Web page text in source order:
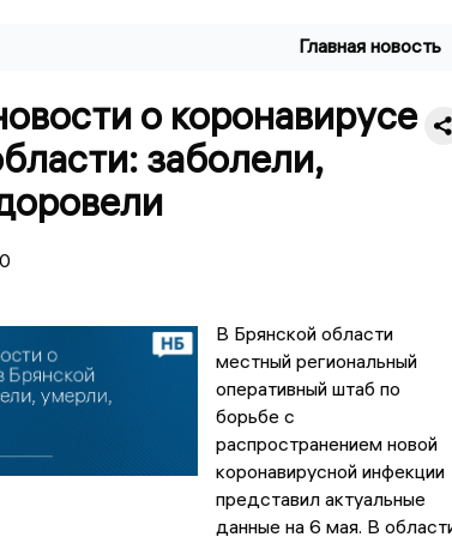
Главная новость
о коронавирусе
заболели,
В Брянской области
местный региональный
оперативный штаб по
борьбе с
распространением новой
коронавирусной инфекции
представил актуальные
данные на 6 мая. В